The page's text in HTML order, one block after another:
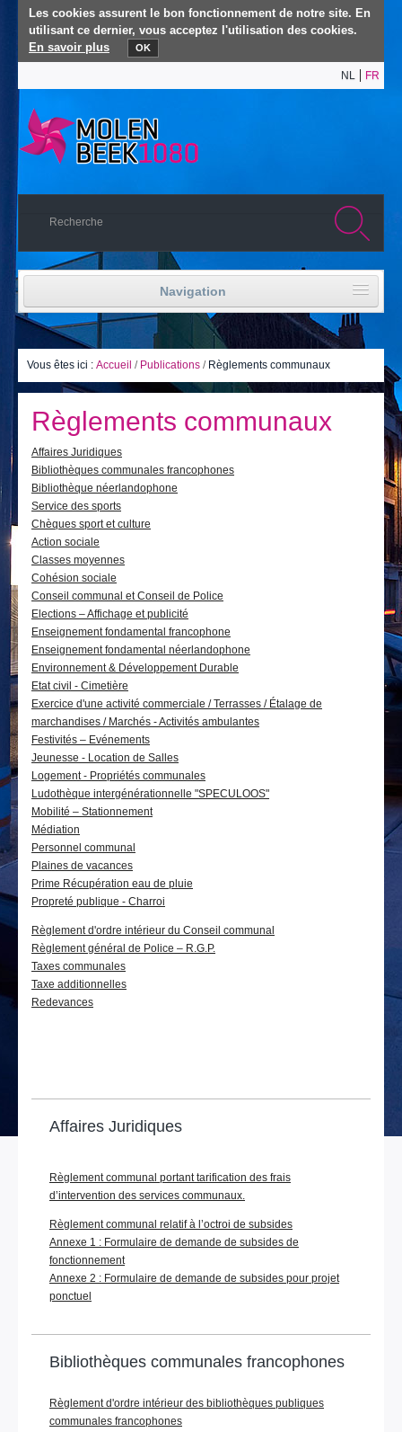
Les cookies assurent le bon fonctionnement de notre site. En
utilisant ce dernier, vous acceptez l'utilisation des cookies.
En savoir plus
OK
NL FR
Navigation
Accueil
Vie politique
Publications
Actualités
E-guichet / Prendre RDV
Actualités
Vous êtes ici : Accueil / Publications / Règlements communaux
Règlements communaux
Affaires Juridiques
Bibliothèques communales francophones
Bibliothèque néerlandophone
Service des sports
Chèques sport et culture
Action sociale
Classes moyennes
Cohésion sociale
Conseil communal et Conseil de Police
Elections – Affichage et publicité
Enseignement fondamental francophone
Enseignement fondamental néerlandophone
Environnement & Développement Durable
Etat civil - Cimetière
Exercice d'une activité commerciale / Terrasses / Étalage de
marchandises / Marchés - Activités ambulantes
Festivités – Evénements
Jeunesse - Location de Salles
Logement - Propriétés communales
Ludothèque intergénérationnelle "SPECULOOS"
Mobilité – Stationnement
Médiation
Personnel communal
Plaines de vacances
Prime Récupération eau de pluie
Propreté publique - Charroi
Règlement d'ordre intérieur du Conseil communal
Règlement général de Police – R.G.P.
Taxes communales
Taxe additionnelles
Redevances
Affaires Juridiques
Règlement communal portant tarification des frais
d’intervention des services communaux.
Règlement communal relatif à l’octroi de subsides
Annexe 1 : Formulaire de demande de subsides de
fonctionnement
Annexe 2 : Formulaire de demande de subsides pour projet
ponctuel
Bibliothèques communales francophones
Règlement d'ordre intérieur des bibliothèques publiques
communales francophones